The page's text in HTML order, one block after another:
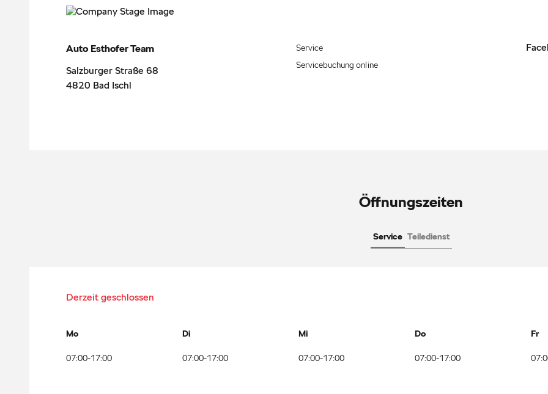
Auto Esthofer Team
Salzburger Straße 68
4820 Bad Ischl
Service
Servicebuchung online
Öffnungszeiten
Service Teiledienst
Derzeit geschlossen
Mo
07:00-17:00
Di
07:00-17:00
Mi
07:00-17:00
Do
07:00-17:00
Fr